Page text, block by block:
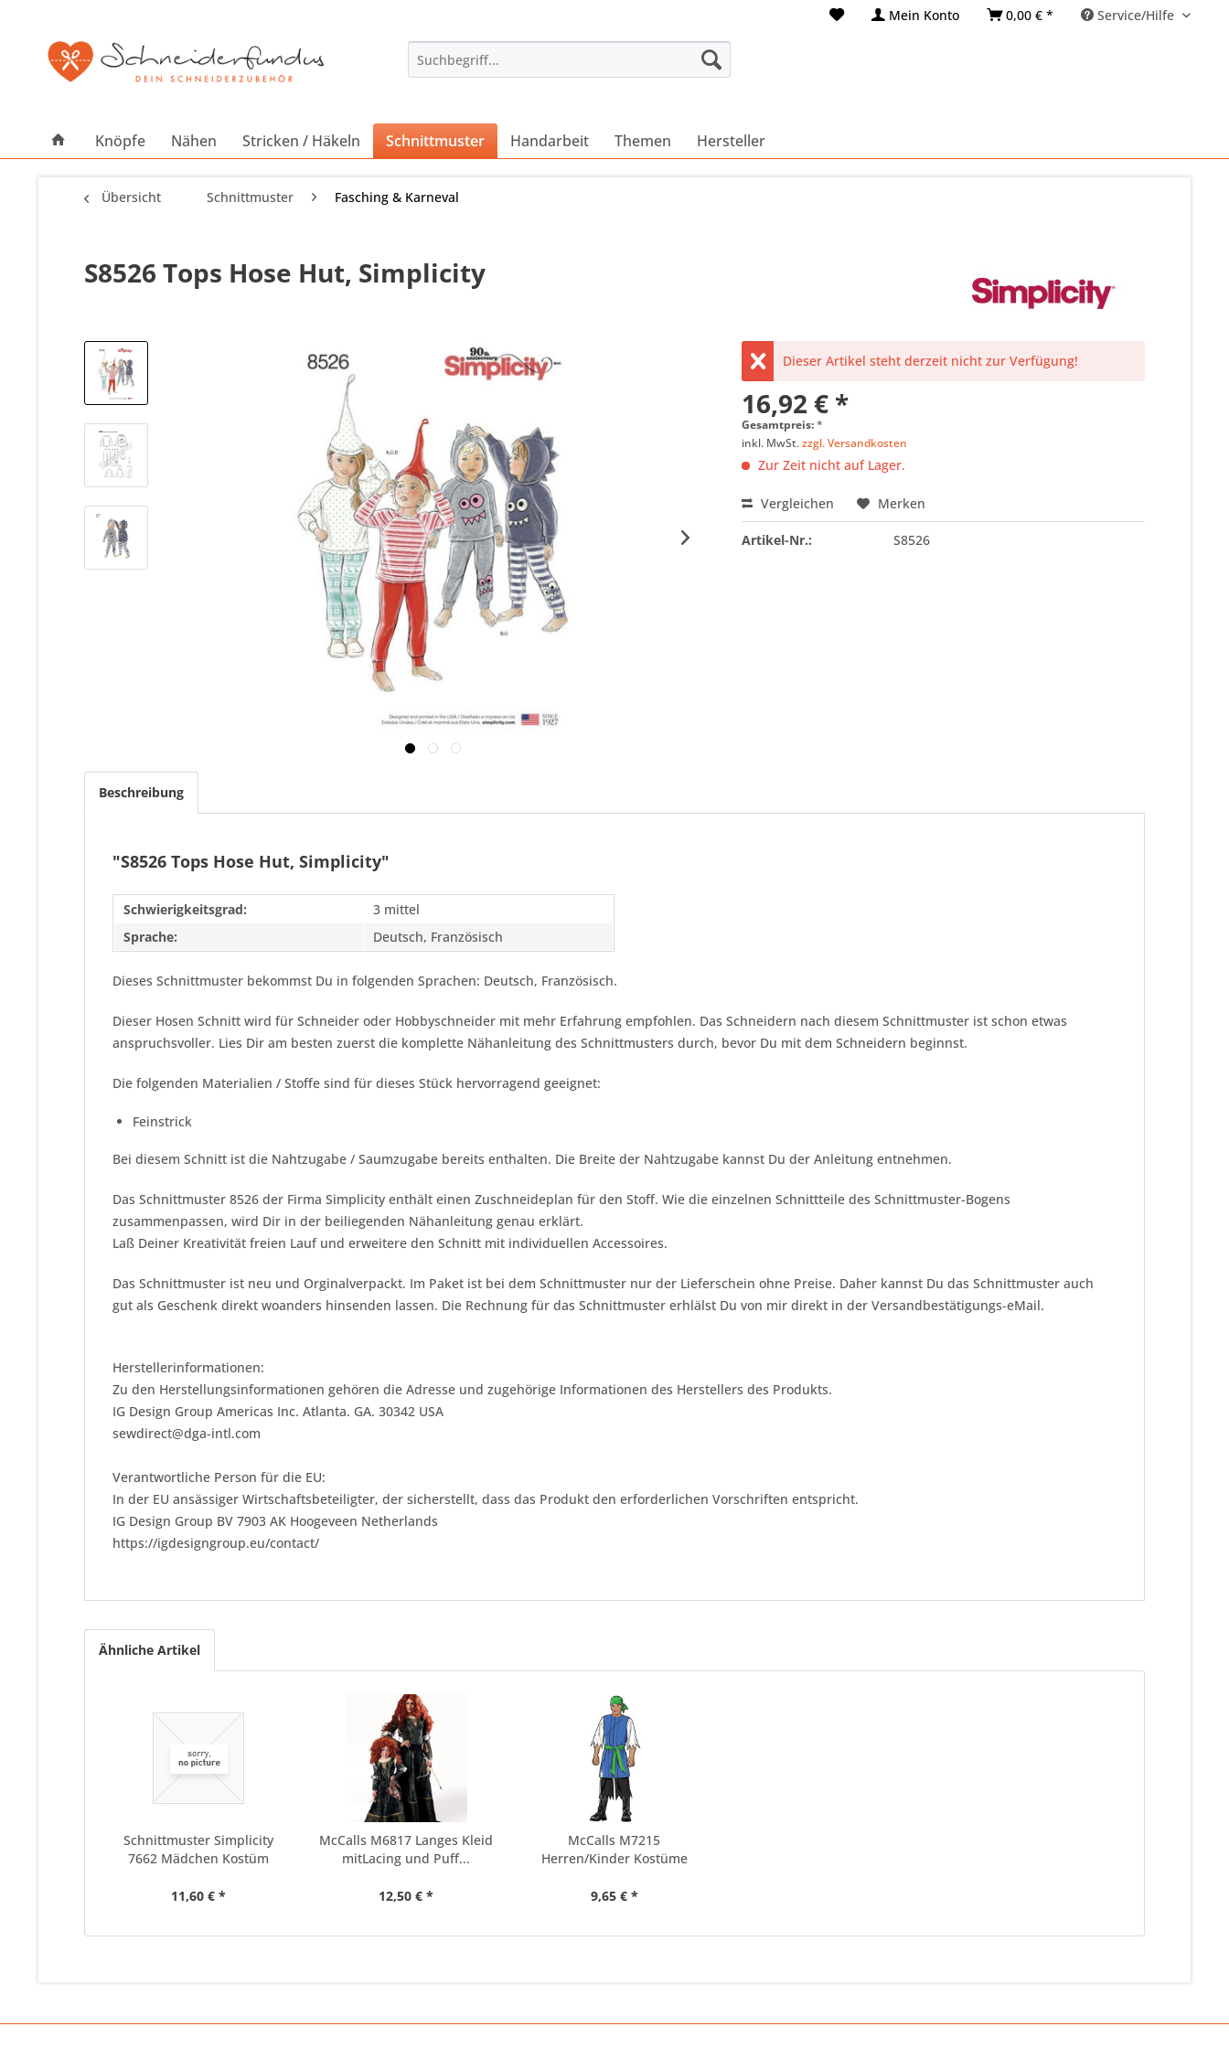
Mein Konto 0,00 € * Service/Hilfe
Knöpfe Nähen Stricken / Häkeln Schnittmuster Handarbeit Themen Hersteller
Übersicht Schnittmuster Fasching & Karneval
S8526 Tops Hose Hut, Simplicity
Dieser Artikel steht derzeit nicht zur Verfügung!
16,92 € *
Gesamtpreis:*
inkl. MwSt.zzgl. Versandkosten
Zur Zeit nicht auf Lager.
Vergleichen Merken
Artikel-Nr.: S8526
Beschreibung
"S8526 Tops Hose Hut, Simplicity"
Schwierigkeitsgrad:
3 mittel
Sprache:
Deutsch, Französisch
Dieses Schnittmuster bekommst Du in folgenden Sprachen: Deutsch, Französisch.
Dieser Hosen Schnitt wird für Schneider oder Hobbyschneider mit mehr Erfahrung empfohlen. Das Schneidern nach diesem Schnittmuster ist schon etwas
anspruchsvoller. Lies Dir am besten zuerst die komplette Nähanleitung des Schnittmusters durch, bevor Du mit dem Schneidern beginnst.
Die folgenden Materialien / Stoffe sind für dieses Stück hervorragend geeignet:
Feinstrick
Bei diesem Schnitt ist die Nahtzugabe / Saumzugabe bereits enthalten. Die Breite der Nahtzugabe kannst Du der Anleitung entnehmen.
Das Schnittmuster 8526 der Firma Simplicity enthält einen Zuschneideplan für den Stoff. Wie die einzelnen Schnittteile des Schnittmuster-Bogens
zusammenpassen, wird Dir in der beiliegenden Nähanleitung genau erklärt.
Laß Deiner Kreativität freien Lauf und erweitere den Schnitt mit individuellen Accessoires.
Das Schnittmuster ist neu und Orginalverpackt. Im Paket ist bei dem Schnittmuster nur der Lieferschein ohne Preise. Daher kannst Du das Schnittmuster auch
gut als Geschenk direkt woanders hinsenden lassen. Die Rechnung für das Schnittmuster erhlälst Du von mir direkt in der Versandbestätigungs-eMail.
Herstellerinformationen:
Zu den Herstellungsinformationen gehören die Adresse und zugehörige Informationen des Herstellers des Produkts.
IG Design Group Americas Inc. Atlanta. GA. 30342 USA
sewdirect@dga-intl.com
Verantwortliche Person für die EU:
In der EU ansässiger Wirtschaftsbeteiligter, der sicherstellt, dass das Produkt den erforderlichen Vorschriften entspricht.
IG Design Group BV 7903 AK Hoogeveen Netherlands
https://igdesigngroup.eu/contact/
Ähnliche Artikel
Schnittmuster Simplicity
7662 Mädchen Kostüm
11,60 € *
McCalls M6817 Langes Kleid
mitLacing und Puff...
12,50 € *
McCalls M7215
Herren/Kinder Kostüme
9,65 € *